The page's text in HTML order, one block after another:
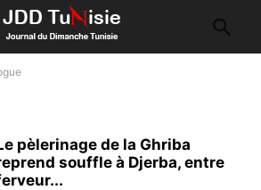
pèlerinage de la Ghriba
souffle à Djerba, entre